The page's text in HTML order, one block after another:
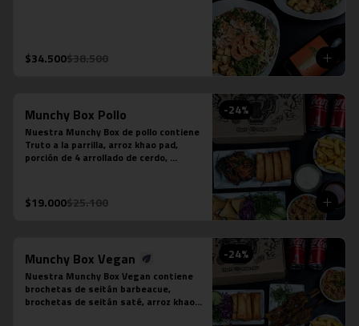
$34.500$38.500
-24%
Munchy Box Pollo
Nuestra Munchy Box de pollo contiene
Truto a la parrilla, arroz khao pad,
porción de 4 arrollado de cerdo,
lata a tu elección.
$19.000$25.100
-24%
Munchy Box Vegan
Nuestra Munchy Box Vegan contiene
brochetas de seitán barbeacue,
brochetas de seitán saté, arroz khao